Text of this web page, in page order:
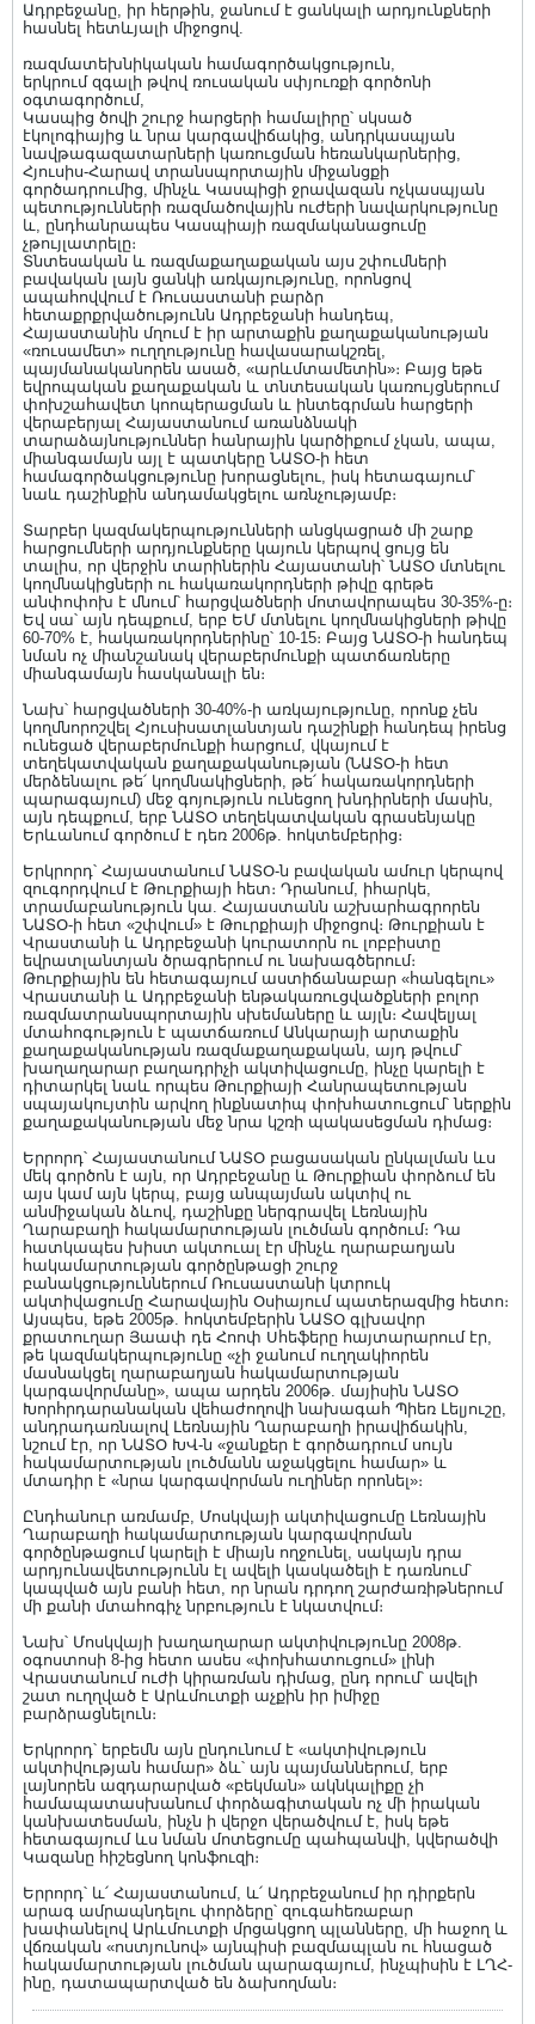
Ադրբեջանը, իր հերթին, ջանում է ցանկալի արդյունքների
հասնել հետևյալի միջոցով.
ռազմատեխնիկական համագործակցություն,
երկրում զգալի թվով ռուսական սփյուռքի գործոնի
օգտագործում,
Կասպից ծովի շուրջ հարցերի համալիրը՝ սկսած
էկոլոգիայից և նրա կարգավիճակից, անդրկասպյան
նավթագազատարների կառուցման հեռանկարներից,
Հյուսիս-Հարավ տրանսպորտային միջանցքի
գործադրումից, մինչև Կասպիցի ջրավազան ոչկասպյան
պետությունների ռազմածովային ուժերի նավարկությունը
և, ընդհանրապես Կասպիայի ռազմականացումը
չթույլատրելը։
Տնտեսական և ռազմաքաղաքական այս շփումների
բավական լայն ցանկի առկայությունը, որոնցով
ապահովվում է Ռուսաստանի բարձր
հետաքրքրվածությունն Ադրբեջանի հանդեպ,
Հայաստանին մղում է իր արտաքին քաղաքականության
«ռուսամետ» ուղղությունը հավասարակշռել,
պայմանականորեն ասած, «արևմտամետին»։ Բայց եթե
եվրոպական քաղաքական և տնտեսական կառույցներում
փոխշահավետ կոոպերացման և ինտեգրման հարցերի
վերաբերյալ Հայաստանում առանձնակի
տարաձայնություններ հանրային կարծիքում չկան, ապա,
միանգամայն այլ է պատկերը ՆԱՏՕ-ի հետ
համագործակցությունը խորացնելու, իսկ հետագայում՝
նաև դաշինքին անդամակցելու առնչությամբ։
Տարբեր կազմակերպությունների անցկացրած մի շարք
հարցումների արդյունքները կայուն կերպով ցույց են
տալիս, որ վերջին տարիներին Հայաստանի՝ ՆԱՏՕ մտնելու
կողմնակիցների ու հակառակորդների թիվը գրեթե
անփոփոխ է մնում՝ հարցվածների մոտավորապես 30-35%-ը։
Եվ սա՝ այն դեպքում, երբ ԵՄ մտնելու կողմնակիցների թիվը
60-70% է, հակառակորդներինը՝ 10-15։ Բայց ՆԱՏՕ-ի հանդեպ
նման ոչ միանշանակ վերաբերմունքի պատճառները
միանգամայն հասկանալի են։
Նախ՝ հարցվածների 30-40%-ի առկայությունը, որոնք չեն
կողմնորոշվել Հյուսիսատլանտյան դաշինքի հանդեպ իրենց
ունեցած վերաբերմունքի հարցում, վկայում է
տեղեկատվական քաղաքականության (ՆԱՏՕ-ի հետ
մերձենալու թե՛ կողմնակիցների, թե՛ հակառակորդների
պարագայում) մեջ գոյություն ունեցող խնդիրների մասին,
այն դեպքում, երբ ՆԱՏՕ տեղեկատվական գրասենյակը
Երևանում գործում է դեռ 2006թ. հոկտեմբերից։
Երկրորդ՝ Հայաստանում ՆԱՏՕ-ն բավական ամուր կերպով
զուգորդվում է Թուրքիայի հետ։ Դրանում, իհարկե,
տրամաբանություն կա. Հայաստանն աշխարհագրորեն
ՆԱՏՕ-ի հետ «շփվում» է Թուրքիայի միջոցով։ Թուրքիան է
Վրաստանի և Ադրբեջանի կուրատորն ու լոբբիստը
եվրատլանտյան ծրագրերում ու նախագծերում։
Թուրքիային են հետագայում աստիճանաբար «հանգելու»
Վրաստանի և Ադրբեջանի ենթակառուցվածքների բոլոր
ռազմատրանսպորտային սխեմաները և այլն։ Հավելյալ
մտահոգություն է պատճառում Անկարայի արտաքին
քաղաքականության ռազմաքաղաքական, այդ թվում՝
խաղաղարար բաղադրիչի ակտիվացումը, ինչը կարելի է
դիտարկել նաև որպես Թուրքիայի Հանրապետության
սպայակույտին արվող ինքնատիպ փոխհատուցում՝ ներքին
քաղաքականության մեջ նրա կշռի պակասեցման դիմաց։
Երրորդ՝ Հայաստանում ՆԱՏՕ բացասական ընկալման ևս
մեկ գործոն է այն, որ Ադրբեջանը և Թուրքիան փորձում են
այս կամ այն կերպ, բայց անպայման ակտիվ ու
անմիջական ձևով, դաշինքը ներգրավել Լեռնային
Ղարաբաղի հակամարտության լուծման գործում։ Դա
հատկապես խիստ ակտուալ էր մինչև ղարաբաղյան
հակամարտության գործընթացի շուրջ
բանակցություններում Ռուսաստանի կտրուկ
ակտիվացումը Հարավային Օսիայում պատերազմից հետո։
Այսպես, եթե 2005թ. հոկտեմբերին ՆԱՏՕ գլխավոր
քրատուղար Յաափ դե Հոոփ Սհեֆերը հայտարարում էր,
թե կազմակերպությունը «չի ջանում ուղղակիորեն
մասնակցել ղարաբաղյան հակամարտության
կարգավորմանը», ապա արդեն 2006թ. մայիսին ՆԱՏՕ
Խորհրդարանական վեհաժողովի նախագահ Պիեռ Լելյուշը,
անդրադառնալով Լեռնային Ղարաբաղի իրավիճակին,
նշում էր, որ ՆԱՏՕ ԽՎ-ն «ջանքեր է գործադրում սույն
հակամարտության լուծմանն աջակցելու համար» և
մտադիր է «նրա կարգավորման ուղիներ որոնել»։
Ընդհանուր առմամբ, Մոսկվայի ակտիվացումը Լեռնային
Ղարաբաղի հակամարտության կարգավորման
գործընթացում կարելի է միայն ողջունել, սակայն դրա
արդյունավետությունն էլ ավելի կասկածելի է դառնում՝
կապված այն բանի հետ, որ նրան դրդող շարժառիթներում
մի քանի մտահոգիչ նրբություն է նկատվում։
Նախ՝ Մոսկվայի խաղաղարար ակտիվությունը 2008թ.
օգոստոսի 8-ից հետո ասես «փոխհատուցում» լինի
Վրաստանում ուժի կիրառման դիմաց, ընդ որում՝ ավելի
շատ ուղղված է Արևմուտքի աչքին իր իմիջը
բարձրացնելուն։
Երկրորդ՝ երբեմն այն ընդունում է «ակտիվություն
ակտիվության համար» ձև՝ այն պայմաններում, երբ
լայնորեն ազդարարված «բեկման» ակնկալիքը չի
համապատասխանում փորձագիտական ոչ մի իրական
կանխատեսման, ինչն ի վերջո վերածվում է, իսկ եթե
հետագայում ևս նման մոտեցումը պահպանվի, կվերածվի
Կազանը հիշեցնող կոնֆուզի։
Երրորդ՝ և՛ Հայաստանում, և՛ Ադրբեջանում իր դիրքերն
արագ ամրապնդելու փորձերը՝ զուգահեռաբար
խափանելով Արևմուտքի մրցակցող պլանները, մի հաջող և
վճռական «ոստյունով» այնպիսի բազմապլան ու հնացած
հակամարտության լուծման պարագայում, ինչպիսին է ԼՂՀ-
ինը, դատապարտված են ձախողման։